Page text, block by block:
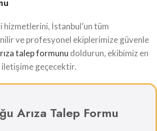
İstanbul’un tüm
ve profesyonel ekiplerimize güvenle
talep formunu doldurun, ekibimiz en
iletişime geçecektir.
Arıza Talep Formu